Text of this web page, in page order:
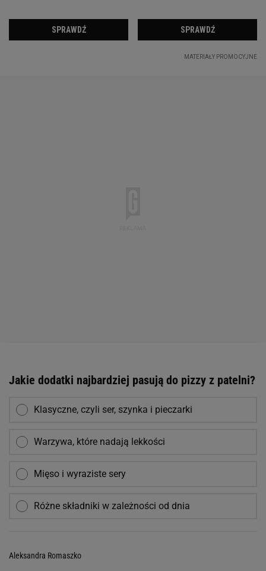
Jakie dodatki najbardziej pasują do pizzy z patelni?
Klasyczne, czyli ser, szynka i pieczarki
Warzywa, które nadają lekkości
Mięso i wyraziste sery
Różne składniki w zależności od dnia
Aleksandra Romaszko